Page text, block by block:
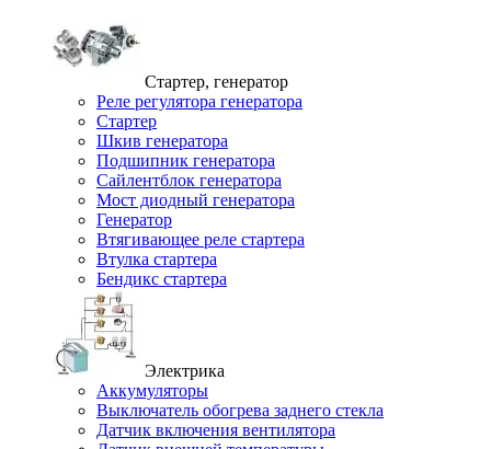
Стартер, генератор
Реле регулятора генератора
Стартер
Шкив генератора
Подшипник генератора
Сайлентблок генератора
Мост диодный генератора
Генератор
Втягивающее реле стартера
Втулка стартера
Бендикс стартера
Электрика
Аккумуляторы
Выключатель обогрева заднего стекла
Датчик включения вентилятора